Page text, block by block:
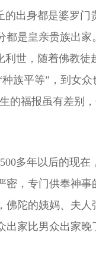
出身都是婆罗
是皇亲贵族出
世，随着佛教
族平等”，到女
的福报虽有差
多年以后的现
，专门供奉神
陀的姨妈、夫
家比男众出家